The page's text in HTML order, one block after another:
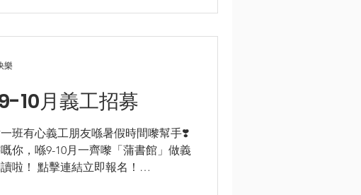
10月義工招募
一班有心義工朋友喺暑假時間嚟幫手❣️
你，喺9-10月一齊嚟「蒲書館」做義
啦！ 點擊連結立即報名！
樂